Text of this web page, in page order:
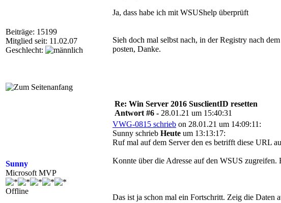
Beiträge: 15199
Mitglied seit: 11.02.07
Geschlecht:
Ja, dass habe ich mit WSUShelp überprüft
Sieh doch mal selbst nach, in der Registry nach
posten, Danke.
Sunny
Microsoft MVP
Offline
Re: Win Server 2016 SusclientID resetten
Antwort #6 - 28.01.21 um 15:40:31
VWG-0815 schrieb on 28.01.21 um 14:09:11:
Sunny schrieb Heute um 13:13:17:
Ruf mal auf dem Server den es betrifft diese URL
Konnte über die Adresse auf den WSUS zugreifen.
Das ist ja schon mal ein Fortschritt. Zeig die Daten